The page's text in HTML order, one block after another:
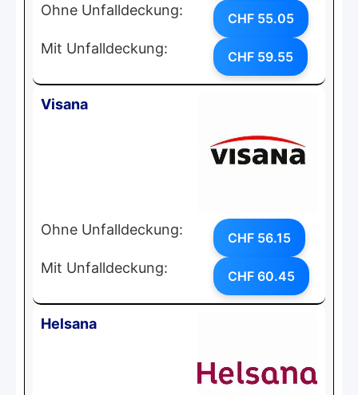
Ohne Unfalldeckung: CHF 55.05
Mit Unfalldeckung: CHF 59.55
Visana
Ohne Unfalldeckung: CHF 56.15
Mit Unfalldeckung: CHF 60.45
Helsana